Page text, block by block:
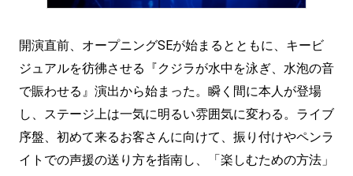
開演直前、オープニングSEが始まるとともに、キービ
ジュアルを彷彿させる『クジラが水中を泳ぎ、水泡の音
で賑わせる』演出から始まった。瞬く間に本人が登場
し、ステージ上は一気に明るい雰囲気に変わる。ライブ
序盤、初めて来るお客さんに向けて、振り付けやペンラ
イトでの声援の送り方を指南し、「楽しむための方法」